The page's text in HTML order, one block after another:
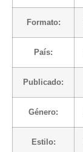
Formato:
País:
Publicado:
Género:
Estilo: